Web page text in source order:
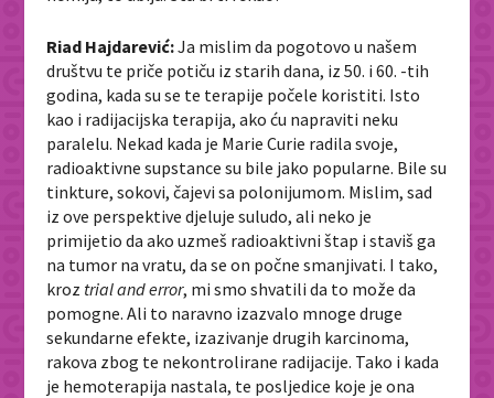
Riad Hajdarević:Ja mislim da pogotovo u našem
društvu te priče potiču iz starih dana, iz 50. i 60. -tih
godina, kada su se te terapije počele koristiti. Isto
kao i radijacijska terapija, ako ću napraviti neku
paralelu. Nekad kada je Marie Curie radila svoje,
radioaktivne supstance su bile jako popularne. Bile su
tinkture, sokovi, čajevi sa polonijumom. Mislim, sad
iz ove perspektive djeluje suludo, ali neko je
primijetio da ako uzmeš radioaktivni štap i staviš ga
na tumor na vratu, da se on počne smanjivati. I tako,
kroz trial and error, mi smo shvatili da to može da
pomogne. Ali to naravno izazvalo mnoge druge
sekundarne efekte, izazivanje drugih karcinoma,
rakova zbog te nekontrolirane radijacije. Tako i kada
je hemoterapija nastala, te posljedice koje je ona